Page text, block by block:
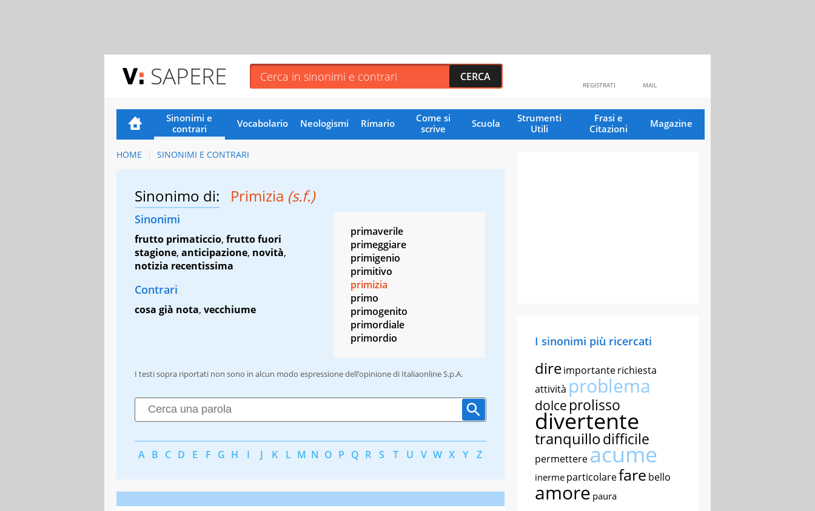
SAPERE MAIL
REGISTRATI
Sinonimi e
contrari
Vocabolario Neologismi Rimario
Come si
scrive
Scuola
Strumenti
Utili
Frasi e
Citazioni
Magazine
HOME SINONIMI E CONTRARI
Sinonimo di: Primizia (s.f.)
Sinonimi
frutto primaticcio, frutto fuori
stagione, anticipazione, novità,
notizia recentissima
Contrari
cosa già nota, vecchiume
primaverile
primeggiare
primigenio
primitivo
primizia
primo
primogenito
primordiale
primordio
I testi sopra riportati non sono in alcun modo espressione dell’opinione di Italiaonline S.p.A.
A B C D E F G H I J K L M N O P Q R S T U V W X Y Z
I sinonimi più ricercati
direimportanterichiesta
attività problema
dolce prolisso
divertente
tranquillodifficile
permettereacume
inerme particolarefare bello
amore paura